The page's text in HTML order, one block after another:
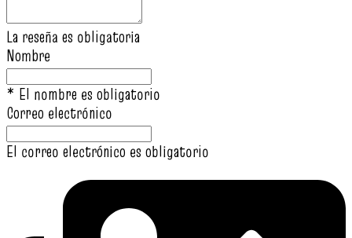
La reseña es obligatoria
Nombre
* El nombre es obligatorio
Correo electrónico
El correo electrónico es obligatorio